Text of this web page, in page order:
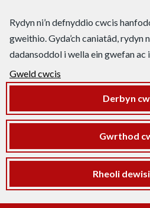
Rydyn ni’n defnyddio cwcis
gweithio. Gyda’ch caniatâd, rydyn
dadansoddol i wella ein gwefan
Gweld cwcis
Derbyn
Gwrthod
Rheoli